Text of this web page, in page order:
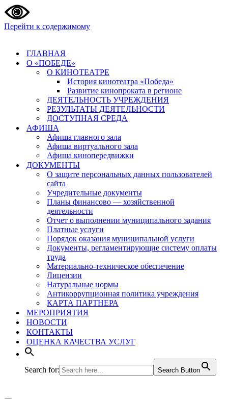
Перейти к содержимому
ГЛАВНАЯ
О «ПОБЕДЕ»
О КИНОТЕАТРЕ
История кинотеатра «Победа»
Развитие кинопроката в регионе
ДЕЯТЕЛЬНОСТЬ УЧРЕЖДЕНИЯ
РЕЗУЛЬТАТЫ ДЕЯТЕЛЬНОСТИ
ДОСТУПНАЯ СРЕДА
АФИША
Афиша главного зала
Афиша виртуального зала
Афиша кинопередвижки
ДОКУМЕНТЫ
О защите персональных данных пользователей
сайта
Учредительные документы
Планы финансово — хозяйственной
деятельности
Отчет о выполнении муниципального задания
Платные услуги
Порядок оказания муниципальной услуги
Документы, регламентирующие систему оплаты
труда
Материально-техническое обеспечение
Лицензии
Натуральные нормы
Антикоррупционная политика учреждения
КАРТА ПАРТНЕРА
МЕРОПРИЯТИЯ
НОВОСТИ
КОНТАКТЫ
ОЦЕНКА КАЧЕСТВА УСЛУГ
Search for: Search Button